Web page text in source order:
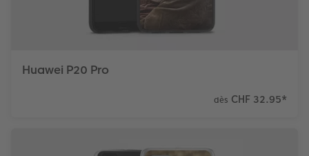
Huawei P20 Pro
dès CHF 32.95*